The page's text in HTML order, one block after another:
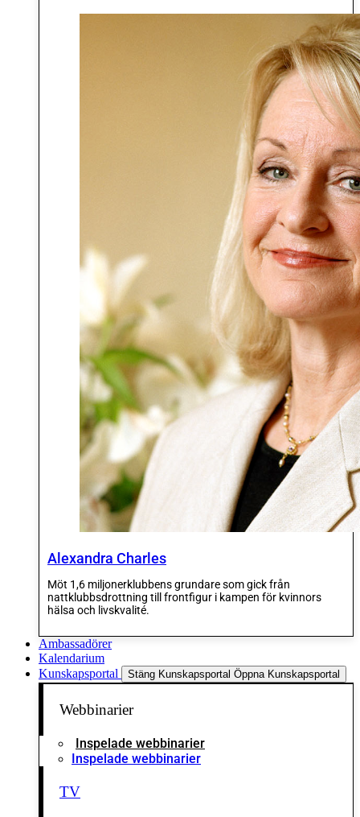
Alexandra Charles
Möt 1,6 miljonerklubbens grundare som gick från
nattklubbsdrottning till frontfigur i kampen för kvinnors
hälsa och livskvalité.
Ambassadörer
Kalendarium
Kunskapsportal
Stäng Kunskapsportal Öppna Kunskapsportal
Webbinarier
Inspelade webbinarier
Inspelade webbinarier
TV